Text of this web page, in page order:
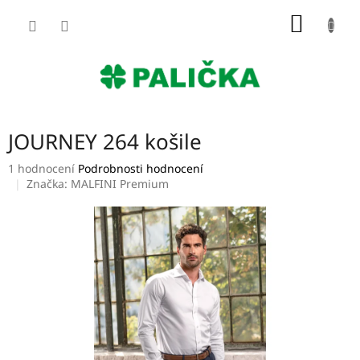
JOURNEY 264 košile
Průměrné
hodnocení
1 hodnocení Podrobnosti hodnocení
Značka: MALFINI Premium